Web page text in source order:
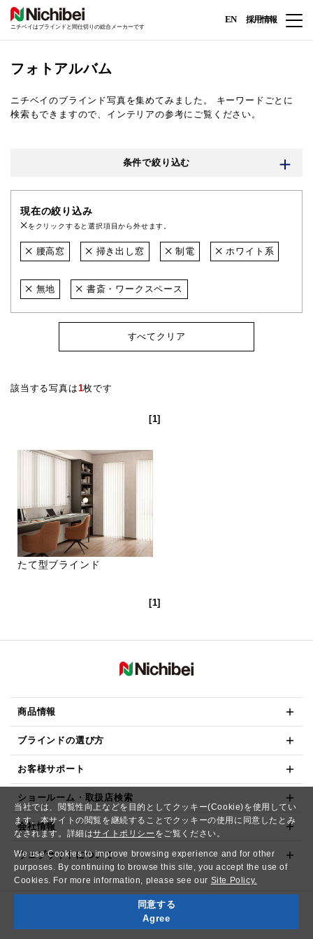
当社では、閲覧性向上などを目的としてクッキー(Cookie)を使用してい
ます。本サイトの閲覧を継続することでクッキーの使用に同意したとみ
なされます。詳細はサイトポリシー をご覧ください。
We use Cookies to improve browsing experience and for other
purposes. By continuing to browse this site, you accept the use of
Cookies. For more information, please see our Site Policy.
同意する
Agree
ニチベイはブラインドと間仕切りの総合メーカーです
EN 採用情報
フォトアルバム
ニチベイのブラインド写真を集めてみました。
キーワードごとに
検索もできますので、インテリアの参考にご覧ください。
条件で絞り込む
現在の絞り込み
をクリックすると選択項目から外せます。
腰高窓 掃き出し窓 制電 ホワイト系
無地 書斎・ワークスペース
すべてクリア
該当する写真は1枚です
[1]
たて型ブラインド
[1]
商品情報
ブラインドの選び方
お客様サポート
ショールーム・取扱店検索
会社情報
ウェブサイトについて
Copyright© NICHIBEI CO.,LTD. All Rights Reserved.